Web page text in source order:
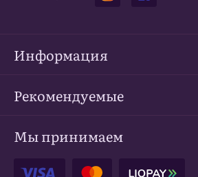
Информация
Рекомендуемые
Мы принимаем